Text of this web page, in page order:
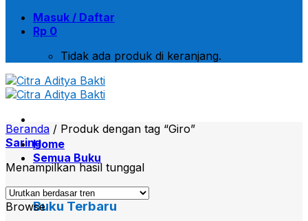
Masuk / Daftar
Rp 0
Tidak ada produk di keranjang.
Home
Semua Buku
Buku Terbaru
Beranda / Produk dengan tag “Giro”
Saring
Menampilkan hasil tunggal
Browse